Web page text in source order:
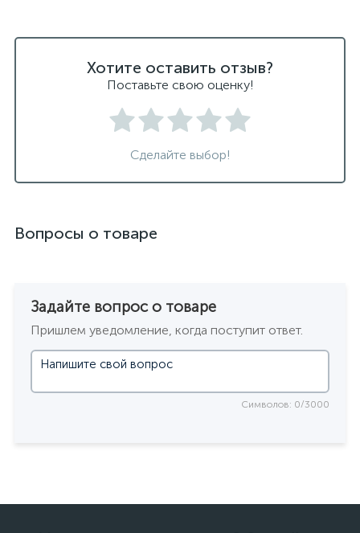
Хотите оставить отзыв?
Поставьте свою оценку!
Сделайте выбор!
Вопросы о товаре
Задайте вопрос о товаре
Пришлем уведомление, когда поступит ответ.
Символов: 0/3000